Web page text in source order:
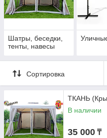
Шатры, беседки,
тенты, навесы
Сортировка
ТКАНЬ
В наличии
35 000 ₸